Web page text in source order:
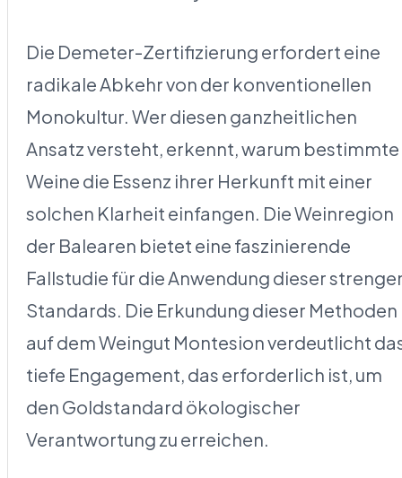
Die Demeter-Zertifizierung erfordert eine
radikale Abkehr von der konventionellen
Monokultur. Wer diesen ganzheitlichen
Ansatz versteht, erkennt, warum bestimmte
Weine die Essenz ihrer Herkunft mit einer
solchen Klarheit einfangen. Die Weinregion
der Balearen bietet eine faszinierende
Fallstudie für die Anwendung dieser
Standards. Die Erkundung dieser Methoden
auf dem Weingut Montesion verdeutlicht
tiefe Engagement, das erforderlich ist, um
den Goldstandard ökologischer
Verantwortung zu erreichen.